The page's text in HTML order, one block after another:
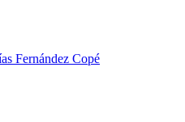
Fernández Copé